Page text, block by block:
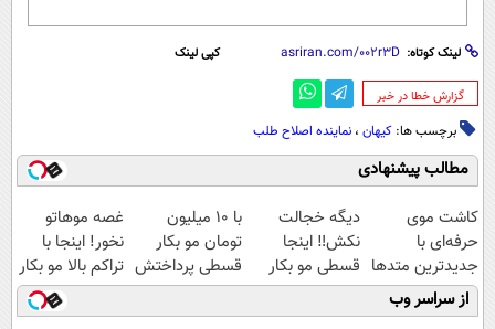
لینک کوتاه: کپی لینک
‌گزارش خطا در خبر
برچسب ها: کیهان ، نماینده اصلاح طلب
مطالب پیشنهادی
کاشت موی
حرفه‌ای با
جدیدترین متدها
و قیمت عالی
دیگه خجالت
نکش‼️ اینجا
قسطی مو بکار
(تضمینی)
با 10 میلیون
تومان مو بکار
قسطی پرداختش
کن😍
غصه موهاتو
نخور! اینجا با
تراکم بالا مو بکار
قسطی پرداختش
کن
از سراسر وب